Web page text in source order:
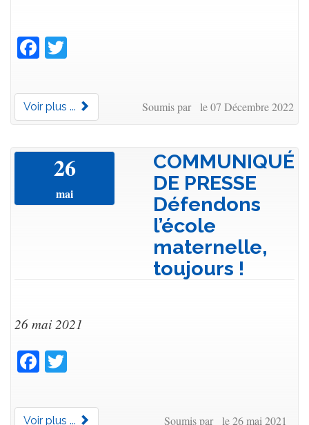
Facebook
Voir plus ... Soumis par le 07 Décembre 2022
26
mai
COMMUNIQUÉ
DE PRESSE
Défendons
l’école
maternelle,
toujours !
26 mai 2021
Facebook
Voir plus ... Soumis par le 26 mai 2021